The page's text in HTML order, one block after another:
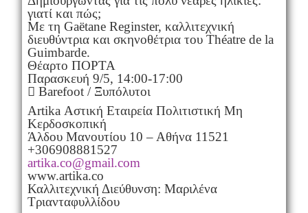
γιατί και πώς;
Με τη Gaëtane Reginster, καλλιτεχνική
διευθύντρια και σκηνοθέτρια του Théatre de la
Guimbarde.
Θέαρτο ΠΟΡΤΑ
Παρασκευή 9/5, 14:00-17:00
 Barefoot / Ξυπόλυτοι
Artika Αστική Εταιρεία Πολιτιστική Μη
Κερδοσκοπική
Άλδου Μανουτίου 10 – Αθήνα 11521
+306908881527
artika.co@gmail.com
www.artika.co
Καλλιτεχνική Διεύθυνση: Μαριλένα
Τριανταφυλλίδου